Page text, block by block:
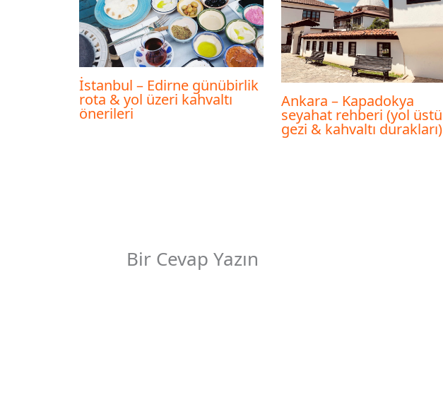
İstanbul – Edirne günübirlik
rota & yol üzeri kahvaltı
önerileri
Ankara – Kapadokya
seyahat rehberi (yol üstü
gezi & kahvaltı durakları)
Bir Cevap Yazın